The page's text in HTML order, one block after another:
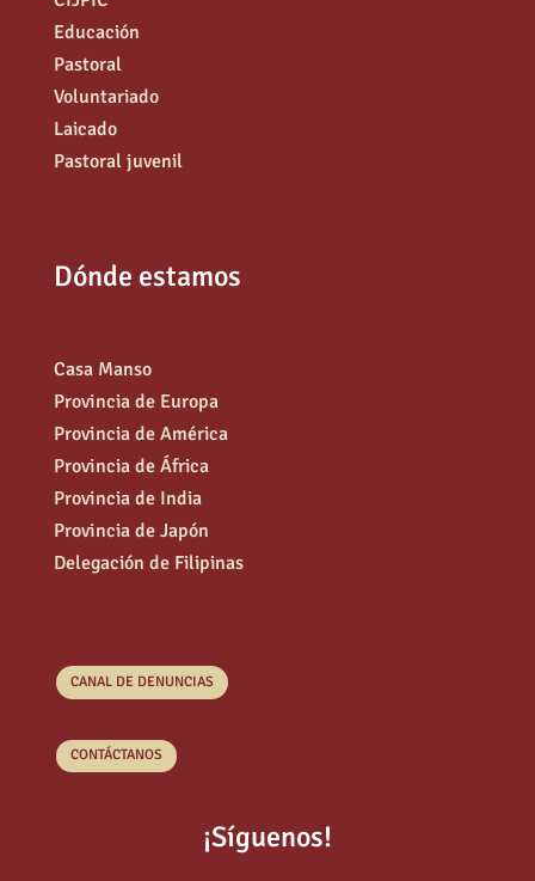
Educación
Pastoral
Voluntariado
Laicado
Pastoral juvenil
Dónde estamos
Casa Manso
Provincia de Europa
Provincia de América
Provincia de África
Provincia de India
Provincia de Japón
Delegación de Filipinas
CANAL DE DENUNCIAS
CONTÁCTANOS
¡Síguenos!